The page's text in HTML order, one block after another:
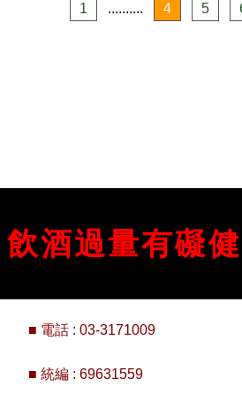
1 .......... 4 5
飲酒過量有礙
■ 電話 : 03-3171009
■ 統編 : 69631559